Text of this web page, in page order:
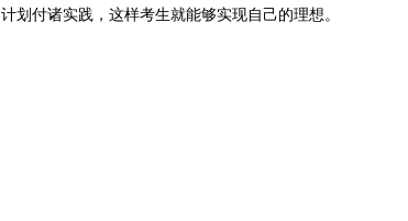
划付诸实践，这样考生就能够实现自己的理想。